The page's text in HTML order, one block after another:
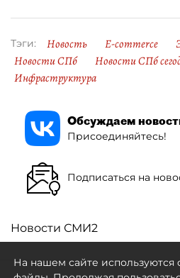
Тэги: Новость E-commerce
Новости СПб
Новости СПб
Инфраструктура
Обсуждаем
Присоединяйтесь!
Подписаться на
Новости СМИ2
На нашем сайте используются